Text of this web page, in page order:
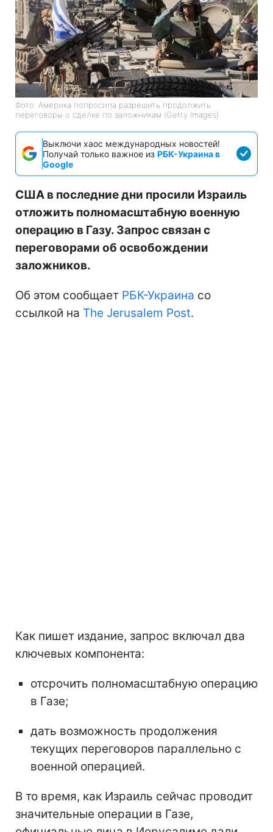
Фото: Америка попросила разрешить продолжить
переговоры о сделке по заложникам (Getty Images)
Выключи хаос международных новостей!
Получай только важное из РБК-Украина в
Google
США в последние дни просили Израиль
отложить полномасштабную военную
операцию в Газу. Запрос связан с
переговорами об освобождении
заложников.
Об этом сообщает РБК-Украина со
ссылкой на The Jerusalem Post.
Как пишет издание, запрос включал два
ключевых компонента:
отсрочить полномасштабную операцию
в Газе;
дать возможность продолжения
текущих переговоров параллельно с
военной операцией.
В то время, как Израиль сейчас проводит
значительные операции в Газе,